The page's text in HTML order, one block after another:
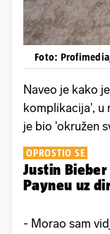
Foto:
Naveo je kako
komplikacija', u
je bio 'okružen
OPROSTIO SE
Justin
Payneu uz
- Morao sam